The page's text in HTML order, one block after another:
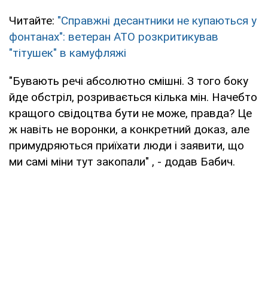
Читайте: "Справжні десантники не купаються у
фонтанах": ветеран АТО розкритикував
"тітушек" в камуфляжі
"Бувають речі абсолютно смішні. З того боку
йде обстріл, розривається кілька мін. Начебто
кращого свідоцтва бути не може, правда? Це
ж навіть не воронки, а конкретний доказ, але
примудряються приїхати люди і заявити, що
ми самі міни тут закопали" , - додав Бабич.